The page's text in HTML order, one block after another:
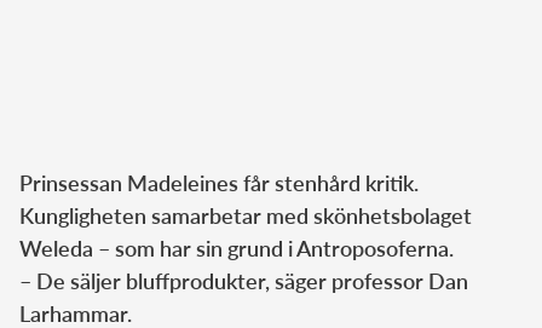
Prinsessan Madeleines får stenhård kritik.
Kungligheten samarbetar med skönhetsbolaget
Weleda – som har sin grund i Antroposoferna.
– De säljer bluffprodukter, säger professor Dan
Larhammar.